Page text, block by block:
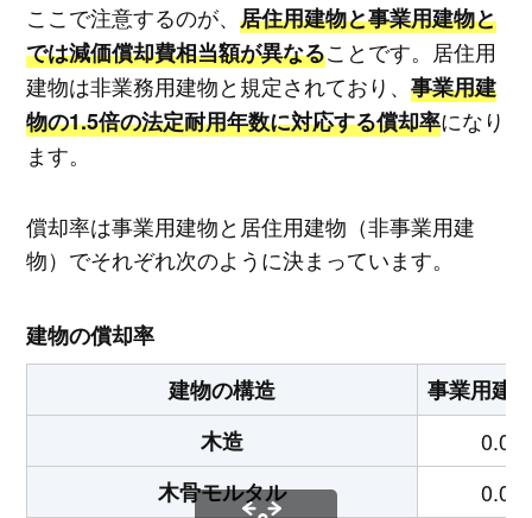
ここで注意するのが、 居住用建物と事業用建物と
では減価償却費相当額が異なることです。居住用
建物は非業務用建物と規定されており、 事業用建
物の1.5倍の法定耐用年数に対応する償却率になり
ます。
償却率は事業用建物と居住用建物（非事業用建
物）でそれぞれ次のように決まっています。
建物の償却率
建物の構造
事業用建
木造
木骨モルタル